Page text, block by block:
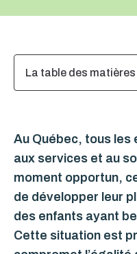
Au Québec, tous les
aux services et au
moment opportun,
de développer leur
des enfants ayant
Cette situation est
La table des matières